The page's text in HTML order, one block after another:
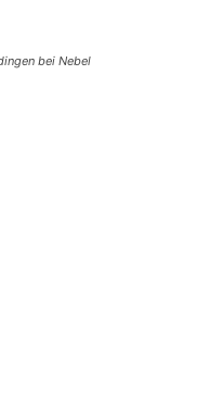
bei Nebel